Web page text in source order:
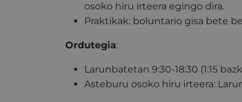
osoko hiru irteera egingo dira.
Praktikak: boluntario gisa bete
Ordutegia:
Larunbatetan 9:30-18:30 (1:15
Asteburu osoko hiru irteera: